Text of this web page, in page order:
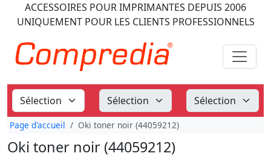
ACCESSOIRES POUR IMPRIMANTES DEPUIS 2006
UNIQUEMENT POUR LES CLIENTS PROFESSIONNELS
Page d'accueil Oki toner noir (44059212)
Oki toner noir (44059212)